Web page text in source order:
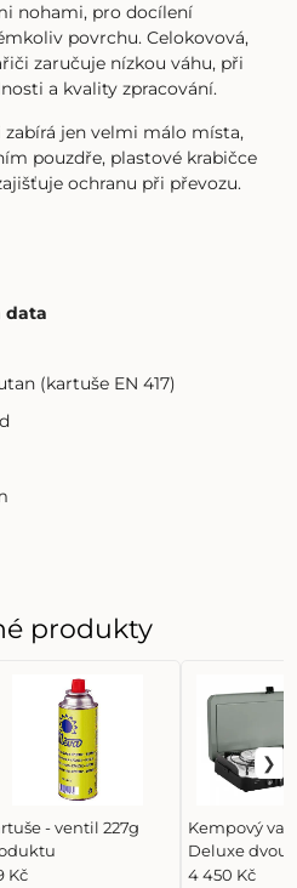
nohami, pro docílení
povrchu. Celokovová,
zaručuje nízkou váhu, při
a kvality zpracování.
jen velmi málo místa,
pouzdře, plastové krabičce
ochranu při převozu.
data
(kartuše EN 417)
produkty
- ventil 227g
Kč
Kempový
Deluxe
s grilovacími
4 450 Kč